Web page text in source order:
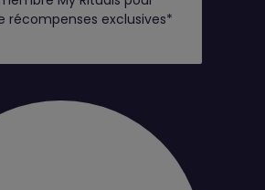
récompenses exclusives*